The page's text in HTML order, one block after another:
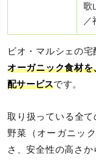
歌
／
ビオ・マルシェの宅
オーガニック食材
配サービスです。
取り扱っている全
野菜（オーガニッ
さ、安全性の高さ